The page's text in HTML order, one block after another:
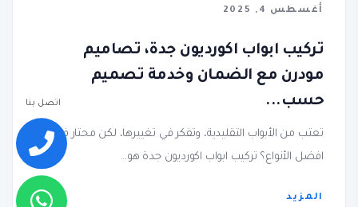
أغسطس 4, 2025
تركيب ابواب اكورديون جدة، تصاميم
مودرن مع الضمان وخدمة تصميم
حسب...
تعتب من الأبواب التقليدية، وتفكر في تغييرها، لكن محتار في
افضل الأنواع؟ تركيب ابواب اكورديون جدة هو...
المزيد
اتصل بنا